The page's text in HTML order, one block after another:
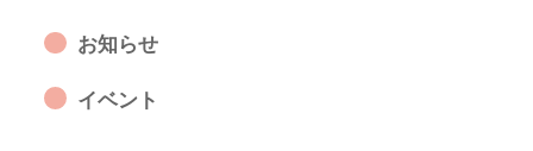
お知らせ
イベント